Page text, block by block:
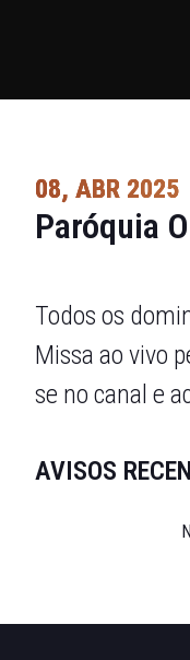
08, ABR 2025
Paróquia
Todos os
Missa ao vivo
se no canal e
AVISOS